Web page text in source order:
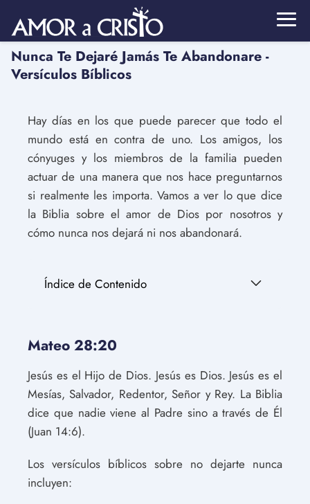
Nunca Te Dejaré Jamás Te Abandonare -
Versículos Bíblicos
Hay días en los que puede parecer que todo el
mundo está en contra de uno. Los amigos, los
cónyuges y los miembros de la familia pueden
actuar de una manera que nos hace preguntarnos
si realmente les importa. Vamos a ver lo que dice
la Biblia sobre el amor de Dios por nosotros y
cómo nunca nos dejará ni nos abandonará.
Índice de Contenido
Mateo 28:20
Jesús es el Hijo de Dios. Jesús es Dios. Jesús es el
Mesías, Salvador, Redentor, Señor y Rey. La Biblia
dice que nadie viene al Padre sino a través de Él
(Juan 14:6).
Los versículos bíblicos sobre no dejarte nunca
incluyen: